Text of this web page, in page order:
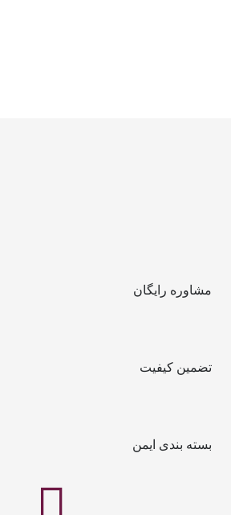
مشاوره رایگان
تضمین کیفیت
بسته بندی ایمن